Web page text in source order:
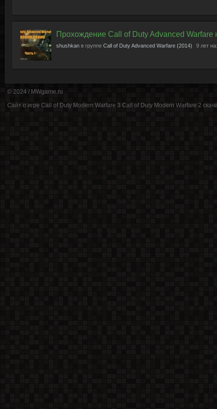
Прохождение Call of Duty Advanced
shushkanв группе Call of Duty Advanced Warfare (2014) 9 лет
© 2024 / MWgame.ru
Cайт о игре Call of Duty Modern Warfare 3 Call of Duty Modern Warfare 2